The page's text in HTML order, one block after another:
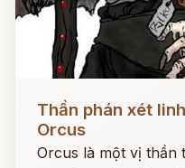
Đọc ngay
Thần phán xét
Orcus
Orcus là một vị thần